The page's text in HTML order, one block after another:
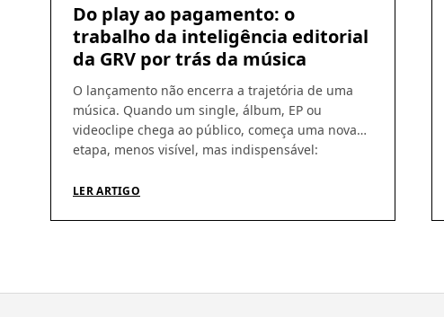
Do play ao pagamento: o
trabalho da inteligência editorial
da GRV por trás da música
O lançamento não encerra a trajetória de uma
música. Quando um single, álbum, EP ou
videoclipe chega ao público, começa uma nova
etapa, menos visível, mas indispensável:
utilizações, conferir demonstrativos e garantir
LER ARTIGO